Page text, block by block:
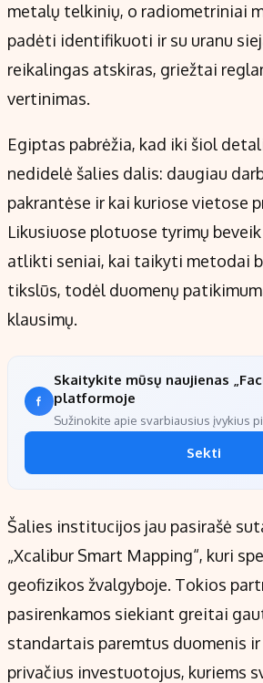
metalų telkinių, o radiometriniai
padėti identifikuoti ir su uranu
reikalingas atskiras, griežtai
vertinimas.
Egiptas pabrėžia, kad iki šiol
nedidelė šalies dalis: daugiau
pakrantėse ir kai kuriose vietose
Likusiuose plotuose tyrimų beveik
atlikti seniai, kai taikyti metodai
tikslūs, todėl duomenų
klausimų.
Skaitykite mūsų naujienas
platformoje
Sužinokite apie svarbiausius įvykius
Sekti
Šalies institucijos jau pasirašė
„Xcalibur Smart Mapping“, kuri
geofizikos žvalgyboje. Tokios
pasirenkamos siekiant greitai
standartais paremtus duomenis
privačius investuotojus, kuriems